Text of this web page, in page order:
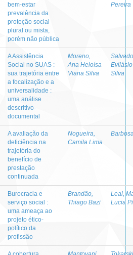
bem-estar
prevalência da
proteção social
plural ou mista,
porém não pública
Pereira
A Assistência
Social no SUAS :
sua trajetória entre
a focalização e a
universalidade :
uma análise
descritivo-
documental
Moreno,
Ana Heloísa
Viana Silva
Silva
A avaliação da
deficiência na
trajetória do
benefício de
prestação
continuada
Nogueira,
Camila Lima
Burocracia e
serviço social :
uma ameaça ao
projeto ético-
político da
profissâo
Brandão,
Thiago Bazi
Leal,
Lucia